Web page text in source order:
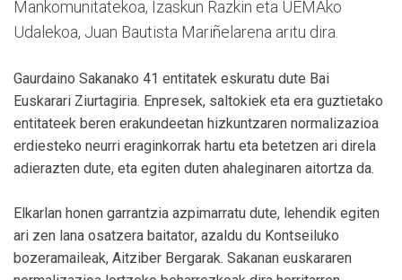
Mankomunitatekoa, Izaskun Razkin eta UEMAko
Udalekoa, Juan Bautista Mariñelarena aritu dira.
Gaurdaino Sakanako 41 entitatek eskuratu dute Bai
Euskarari Ziurtagiria. Enpresek, saltokiek eta era guztietako
entitateek beren erakundeetan hizkuntzaren normalizazioa
erdiesteko neurri eraginkorrak hartu eta betetzen ari direla
adierazten dute, eta egiten duten ahaleginaren aitortza da.
Elkarlan honen garrantzia azpimarratu dute, lehendik egiten
ari zen lana osatzera baitator, azaldu du Kontseiluko
bozeramaileak, Aitziber Bergarak. Sakanan euskararen